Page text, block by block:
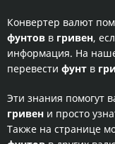
Конвертер валют
фунтов в гривен,
информация. На
перевести фунт в
Эти знания помогут
гривен и просто
Также на странице